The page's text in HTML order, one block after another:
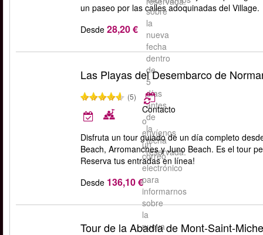
sobre
la
nueva
fecha
dentro
de
5
días
antes
de
la
fecha
reservada.
un paseo por las calles adoquinadas del Village.
Desde 28,20 €
Las Playas del Desembarco de
(5)
Contacto
o
envíenos
un
correo
electrónico
para
informarnos
sobre
la
nueva
Disfruta un tour guiado de un día completo
Beach, Arromanches y Juno Beach. Es el tour
Reserva tus entradas en línea!
Desde 136,10 €
Tour de la Abadía de Mont-Saint-